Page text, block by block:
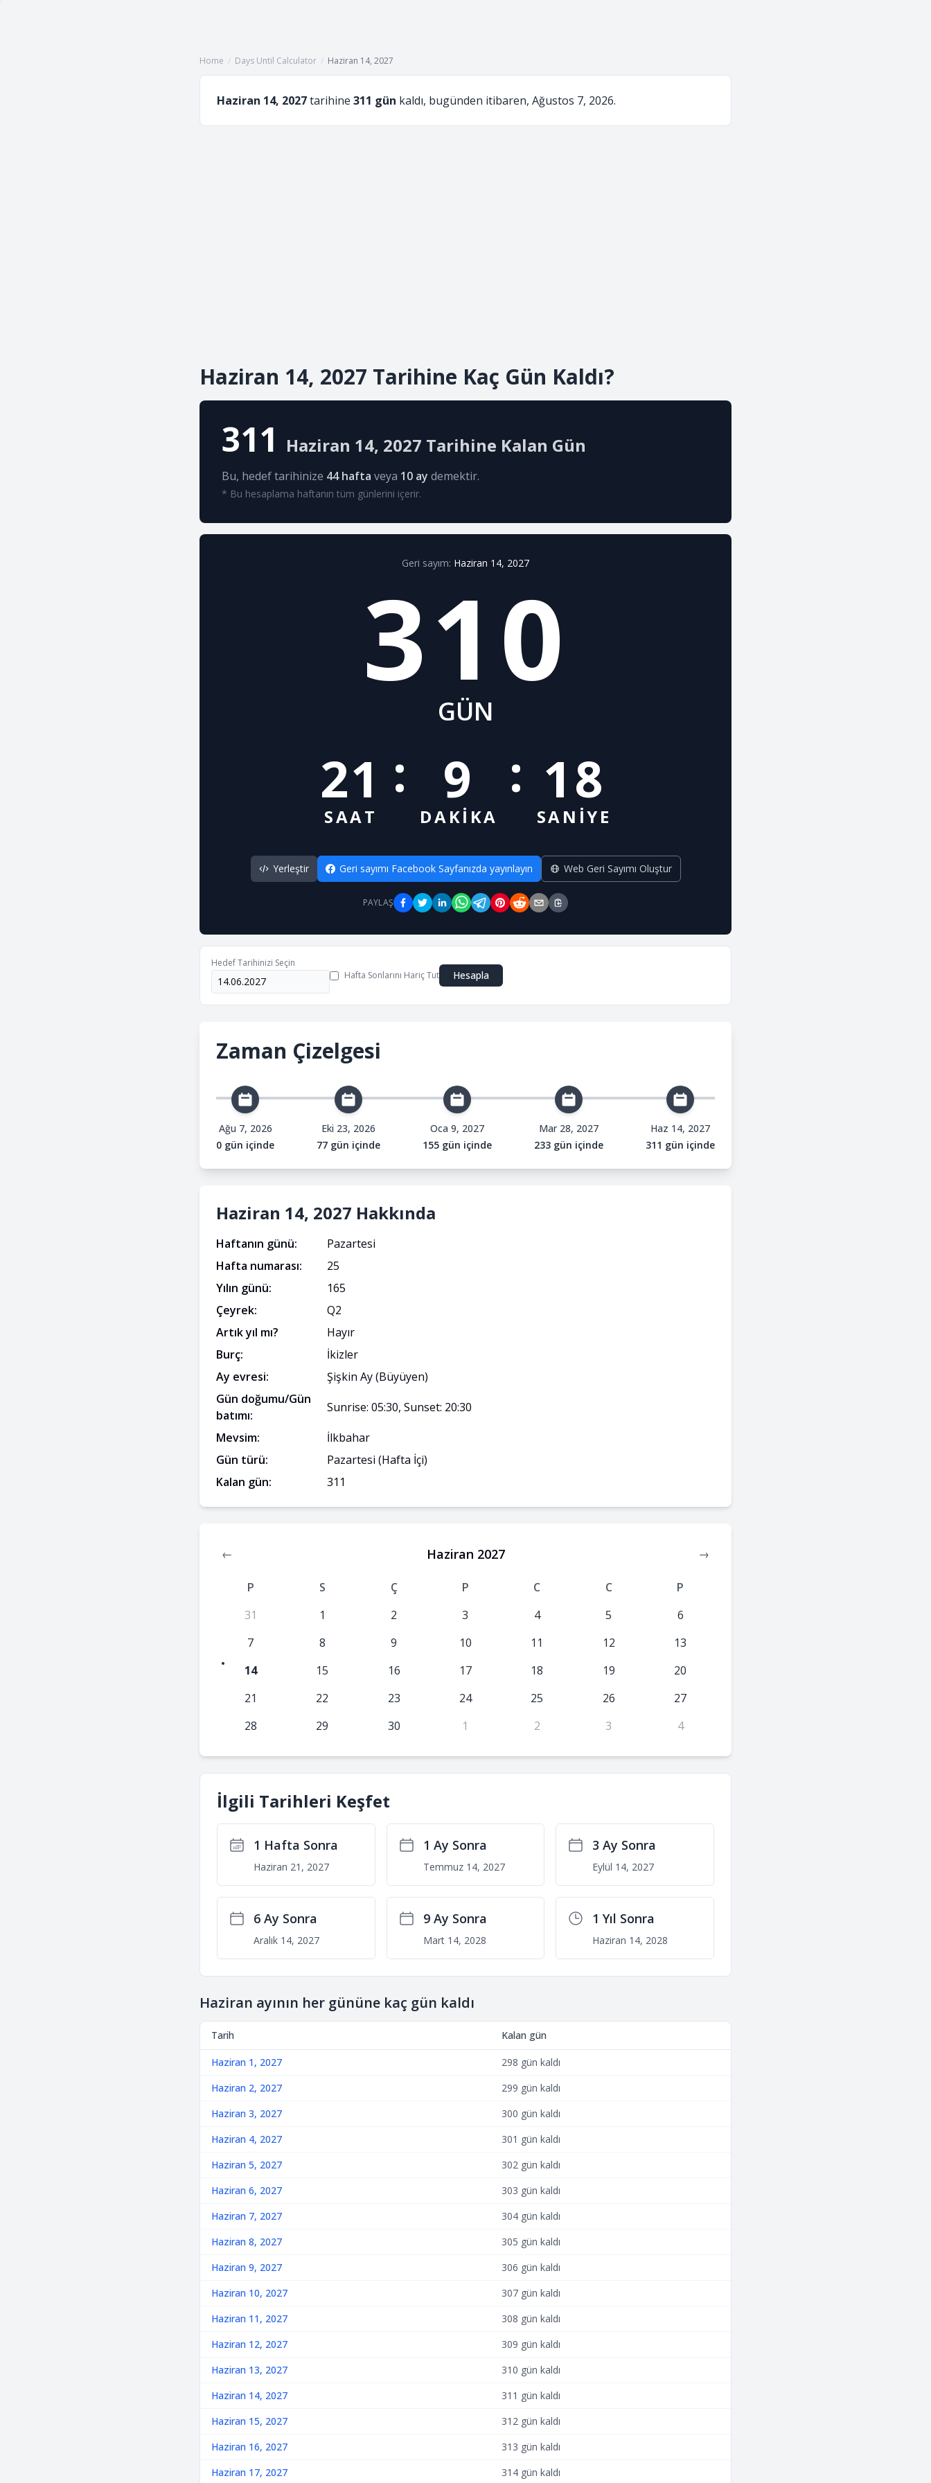
Home / Days Until Calculator / Haziran 14, 2027
Haziran 14, 2027tarihine 311 gün kaldı, bugünden itibaren, Ağustos 7, 2026.
Haziran 14, 2027 Tarihine Kaç Gün Kaldı?
311 Haziran 14, 2027 Tarihine Kalan Gün
Bu, hedef tarihinize 44 hafta veya 10 ay demektir.
* Bu hesaplama haftanın tüm günlerini içerir.
Geri sayım: Haziran 14, 2027
310
GÜN
21
SAAT
: 9
DAKİKA
: 18
SANİYE
Yerleştir Geri sayımı Facebook Sayfanızda yayınlayın Web Geri Sayımı Oluştur
PAYLAŞ
Hedef Tarihinizi Seçin
Hafta Sonlarını Hariç Tut
Hesapla
Zaman Çizelgesi
Ağu 7, 2026
0 gün içinde
Eki 23, 2026
77 gün içinde
Oca 9, 2027
155 gün içinde
Mar 28, 2027
233 gün içinde
Haz 14, 2027
311 gün içinde
Haziran 14, 2027 Hakkında
Haftanın günü:
Pazartesi
Hafta numarası:
25
Yılın günü:
165
Çeyrek:
Q2
Artık yıl mı?
Hayır
Burç:
İkizler
Ay evresi:
Şişkin Ay (Büyüyen)
Gün doğumu/Gün
batımı:
Sunrise: 05:30, Sunset: 20:30
Mevsim:
İlkbahar
Gün türü:
Pazartesi (Hafta İçi)
Kalan gün:
311
← Haziran 2027 →
P S Ç P C C
P
31
1 2 3 4 5
6
7
8 9 10 11 12
13
14
15 16 17 18 19
20
21
22 23 24 25 26
27
28
29 30 1 2 3 4
İlgili Tarihleri Keşfet
1 Hafta Sonra
Haziran 21, 2027
1 Ay Sonra
Temmuz 14, 2027
3 Ay Sonra
Eylül 14, 2027
6 Ay Sonra
Aralık 14, 2027
9 Ay Sonra
Mart 14, 2028
1 Yıl Sonra
Haziran 14, 2028
Haziran ayının her gününe kaç gün kaldı
Tarih Kalan gün
Haziran 1, 2027
298 gün kaldı
Haziran 2, 2027
299 gün kaldı
Haziran 3, 2027
300 gün kaldı
Haziran 4, 2027
301 gün kaldı
Haziran 5, 2027
302 gün kaldı
Haziran 6, 2027
303 gün kaldı
Haziran 7, 2027
304 gün kaldı
Haziran 8, 2027
305 gün kaldı
Haziran 9, 2027
306 gün kaldı
Haziran 10, 2027
307 gün kaldı
Haziran 11, 2027
308 gün kaldı
Haziran 12, 2027
309 gün kaldı
Haziran 13, 2027
310 gün kaldı
Haziran 14, 2027
311 gün kaldı
Haziran 15, 2027
312 gün kaldı
Haziran 16, 2027
313 gün kaldı
Haziran 17, 2027
314 gün kaldı